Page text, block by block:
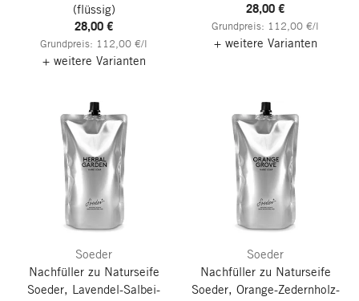
(flüssig)
28,00 €
Grundpreis: 112,00 €/l
+ weitere Varianten
28,00 €
Grundpreis: 112,00 €/l
+ weitere Varianten
Soeder
Nachfüller zu Naturseife
Soeder, Lavendel-Salbei-
Soeder
Nachfüller zu Naturseife
Soeder, Orange-Zedernholz-